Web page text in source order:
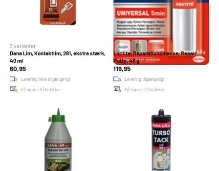
Dana Lim, Kontaktlim, 281, ekstra stærk,
40 ml
3 varianter
60,95
Levering ikke tilgængeligt
På lager i 47 butikker
Loctite, Reparationsmasse, Repair
Putty, 48 g
119,95
Levering tilgængeligt
På lager i 47 butikker